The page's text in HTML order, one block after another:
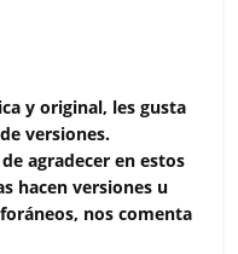
y original, les gusta
versiones.
agradecer en estos
hacen versiones u
nos comenta